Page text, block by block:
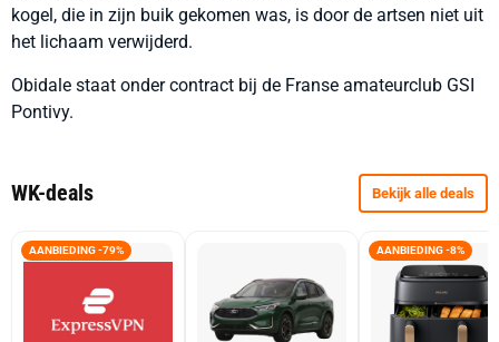
kogel, die in zijn buik gekomen was, is door de artsen niet uit
het lichaam verwijderd.
Obidale staat onder contract bij de Franse amateurclub GSI
Pontivy.
WK-deals Bekijk alle deals
AANBIEDING -79% AANBIEDING -8%